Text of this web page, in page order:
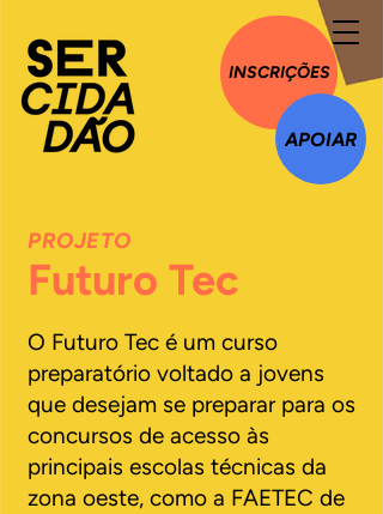
INSCRIÇÕES
APOIAR
PROJETO
Futuro Tec
O Futuro Tec é um curso
preparatório voltado a jovens
que desejam se preparar para os
concursos de acesso às
principais escolas técnicas da
zona oeste, como a FAETEC de